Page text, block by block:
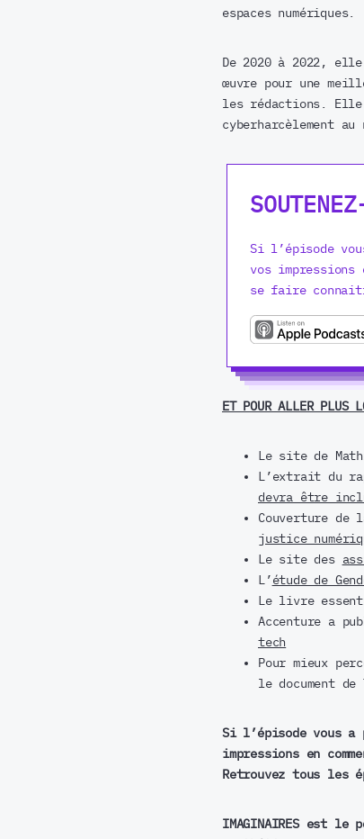
espaces numériques.
De 2020 à 2022,
œuvre pour une
les rédactions. Elle
cyberharcèlement au
Si l’épisode
vos impressions
se faire
ET POUR ALLER PLUS
Le site de
L’extrait du
devra être
Couverture de
justice
Le site des
L’ étude de
Le livre
Accenture a
tech
Pour mieux
le document de
Si l’épisode vous
impressions en
Retrouvez tous les
IMAGINAIRES est le